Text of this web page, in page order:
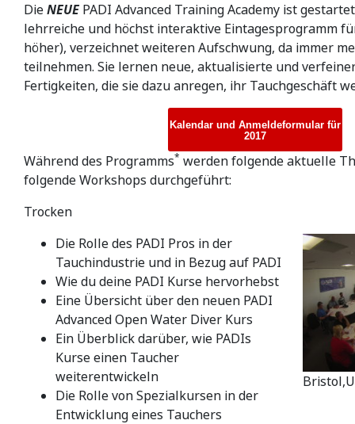
DieNEUEPADI Advanced Training Academy ist
lehrreiche und höchst interaktive Eintagesprogramm
höher), verzeichnet weiteren Aufschwung, da immer
teilnehmen. Sie lernen neue, aktualisierte und
Fertigkeiten, die sie dazu anregen, ihr Tauchgeschäft
Kalendar und Anmeldeformular für
2017
Während des Programms* werden folgende aktuelle
folgende Workshops durchgeführt:
Trocken
Die Rolle des PADI Pros in der
Tauchindustrie und in Bezug auf PADI
Wie du deine PADI Kurse hervorhebst
Eine Übersicht über den neuen PADI
Advanced Open Water Diver Kurs
Ein Überblick darüber, wie PADIs
Kurse einen Taucher
weiterentwickeln
Die Rolle von Spezialkursen in der
Entwicklung eines Tauchers